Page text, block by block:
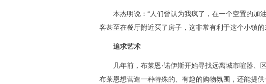
本杰明说：“人们曾认为我疯了，在一个空置的加
客甚至在餐厅附近买了房子，这非常有利于这个小镇的
追求艺术
几年前，布莱恩·诺伊斯开始寻找远离城市喧嚣、
布莱恩想营造一种特殊的、有趣的购物氛围，还能提